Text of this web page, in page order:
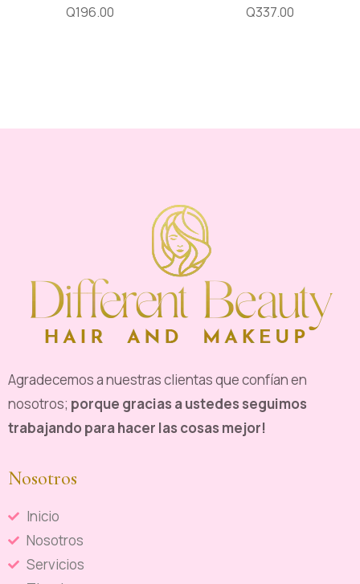
Q196.00
Q337.00
Agradecemos a nuestras clientas que confían en
nosotros; porque gracias a ustedes seguimos
trabajando para hacer las cosas mejor!
Nosotros
Inicio
Nosotros
Servicios